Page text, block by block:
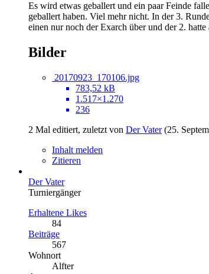
Es wird etwas geballert und ein paar Feinde
geballert haben. Viel mehr nicht. In der 3.
einen nur noch der Exarch über und der 2.
Bilder
20170923_170106.jpg
783,52 kB
1.517×1.270
236
2 Mal editiert, zuletzt von Der Vater(25.
Inhalt melden
Zitieren
Der Vater
Turniergänger
Erhaltene Likes
84
Beiträge
567
Wohnort
Alfter